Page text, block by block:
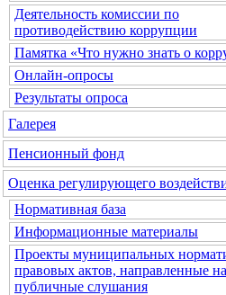
Деятельность комиссии по
противодействию коррупции
Памятка «Что нужно знать о
Онлайн-опросы
Результаты опроса
Галерея
Пенсионный фонд
Оценка регулирующего
Нормативная база
Информационные материалы
Проекты муниципальных
правовых актов, направленные на
публичные слушания